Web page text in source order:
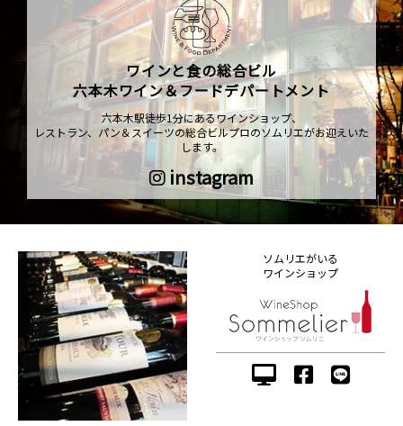
ワインと食の総合ビル
六本木ワイン＆フードデパートメント
六本木駅徒歩1分にあるワインショップ、
レストラン、パン＆スイーツの総合ビルプロのソムリエがお迎えいた
します。
instagram
ソムリエがいる
ワインショップ